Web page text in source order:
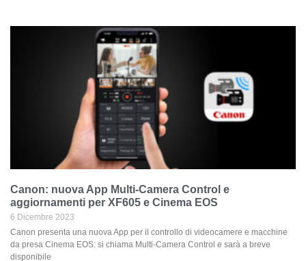
Canon: nuova App Multi-Camera Control e
aggiornamenti per XF605 e Cinema EOS
6 Dicembre 2023
Canon presenta una nuova App per il controllo di videocamere e macchine
da presa Cinema EOS: si chiama Multi-Camera Control e sarà a breve
disponibile